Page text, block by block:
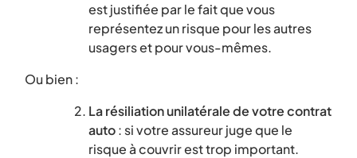
est justifiée par le fait que vous
représentez un risque pour les autres
usagers et pour vous-mêmes.
Ou bien :
La résiliation unilatérale de votre contrat
auto: si votre assureur juge que le
risque à couvrir est trop important.